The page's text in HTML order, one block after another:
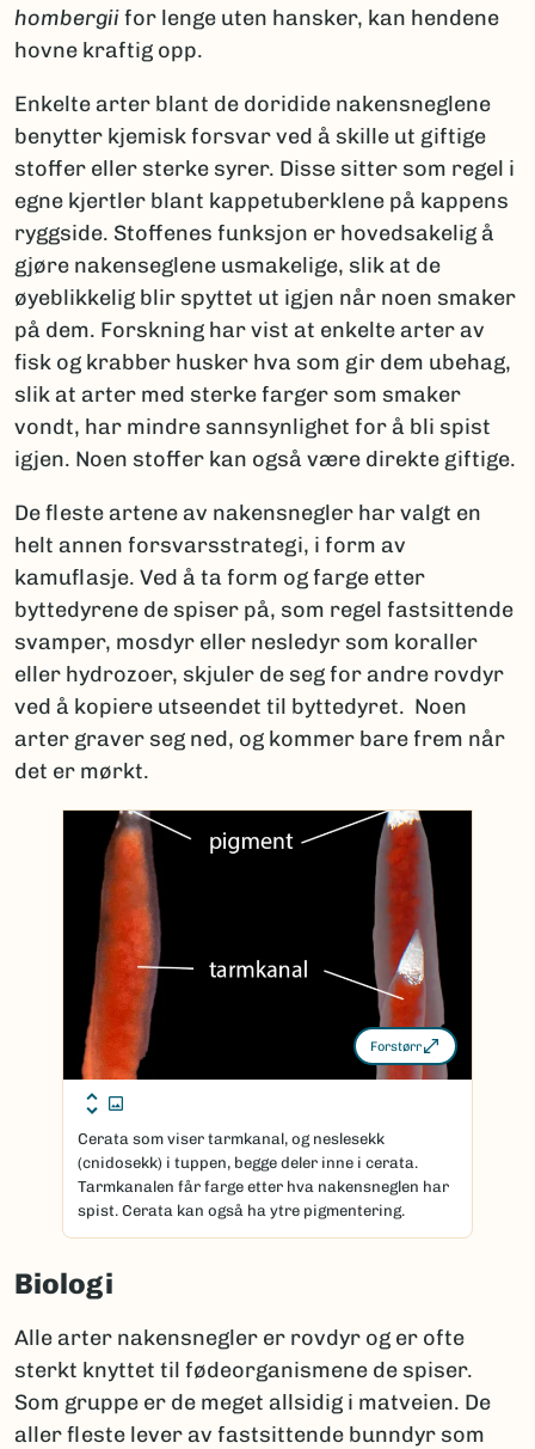
hombergiifor lenge uten hansker, kan hendene
hovne kraftig opp.
Enkelte arter blant de doridide nakensneglene
benytter kjemisk forsvar ved å skille ut giftige
stoffer eller sterke syrer. Disse sitter som regel i
egne kjertler blant kappetuberklene på kappens
ryggside. Stoffenes funksjon er hovedsakelig å
gjøre nakenseglene usmakelige, slik at de
øyeblikkelig blir spyttet ut igjen når noen smaker
på dem. Forskning har vist at enkelte arter av
fisk og krabber husker hva som gir dem ubehag,
slik at arter med sterke farger som smaker
vondt, har mindre sannsynlighet for å bli spist
igjen. Noen stoffer kan også være direkte giftige.
De fleste artene av nakensnegler har valgt en
helt annen forsvarsstrategi, i form av
kamuflasje. Ved å ta form og farge etter
byttedyrene de spiser på, som regel fastsittende
svamper, mosdyr eller nesledyr som koraller
eller hydrozoer, skjuler de seg for andre rovdyr
ved å kopiere utseendet til byttedyret. Noen
arter graver seg ned, og kommer bare frem når
det er mørkt.
Forstørr
Cerata som viser tarmkanal, og neslesekk
(cnidosekk) i tuppen, begge deler inne i cerata.
Tarmkanalen får farge etter hva nakensneglen har
spist. Cerata kan også ha ytre pigmentering.
Biologi
Alle arter nakensnegler er rovdyr og er ofte
sterkt knyttet til fødeorganismene de spiser.
Som gruppe er de meget allsidig i matveien. De
aller fleste lever av fastsittende bunndyr som